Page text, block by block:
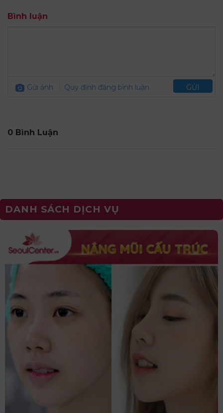
Bình luận
Gửi ảnh Quy định đăng bình luận GỬI
0 Bình Luận
DANH SÁCH DỊCH VỤ